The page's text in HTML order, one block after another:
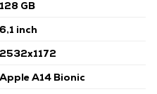
128 GB
6,1 inch
2532x1172
Apple A14 Bionic